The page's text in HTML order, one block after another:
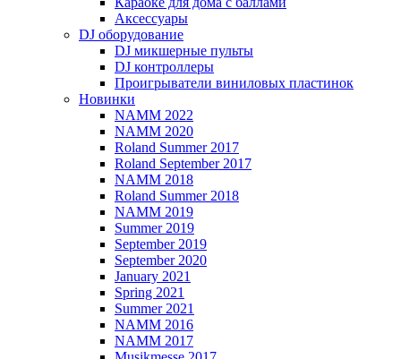
Аксессуары
DJ оборудование
DJ микшерные пульты
DJ контроллеры
Проигрыватели виниловых пластинок
Новинки
NAMM 2022
NAMM 2020
Roland Summer 2017
Roland September 2017
NAMM 2018
Roland Summer 2018
NAMM 2019
Summer 2019
September 2019
September 2020
January 2021
Spring 2021
Summer 2021
NAMM 2016
NAMM 2017